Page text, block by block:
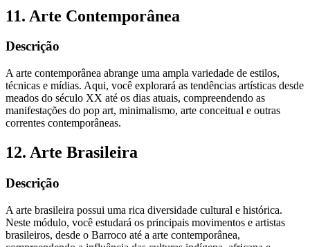
11. Arte Contemporânea
Descrição
A arte contemporânea abrange uma ampla variedade de estilos,
técnicas e mídias. Aqui, você explorará as tendências artísticas desde
meados do século XX até os dias atuais, compreendendo as
manifestações do pop art, minimalismo, arte conceitual e outras
correntes contemporâneas.
12. Arte Brasileira
Descrição
A arte brasileira possui uma rica diversidade cultural e histórica.
Neste módulo, você estudará os principais movimentos e artistas
brasileiros, desde o Barroco até a arte contemporânea,